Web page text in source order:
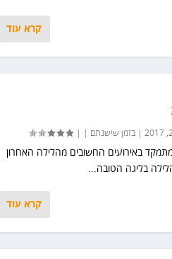
קרא עוד
| בזמן שישנתם |
|
באירועים החשובים מהלילה האחרון
קרא עוד